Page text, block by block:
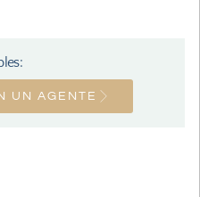
UN AGENTE